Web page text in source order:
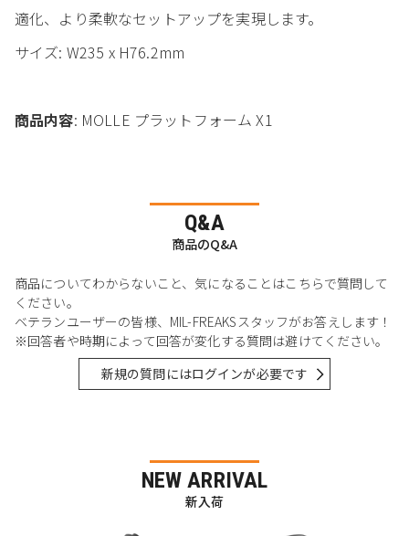
適化、より柔軟なセットアップを実現します。
サイズ: W235 x H76.2mm
商品内容: MOLLE プラットフォーム X1
Q&A
商品のQ&A
商品についてわからないこと、気になることはこちらで質問して
ください。
ベテランユーザーの皆様、MIL-FREAKSスタッフがお答えします！
※回答者や時期によって回答が変化する質問は避けてください。
新規の質問にはログインが必要です
NEW ARRIVAL
新入荷